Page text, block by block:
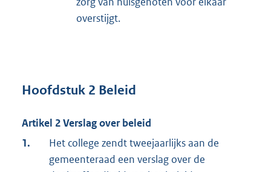
overstijgt.
Hoofdstuk 2 Beleid
Artikel 2 Verslag over beleid
1.
Het college zendt tweejaarlijks aan de
gemeenteraad een verslag over de